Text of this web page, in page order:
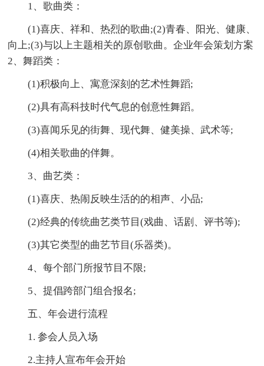
1、歌曲类：
(1)喜庆、祥和、热烈的歌曲;(2)青春、阳光、健康、
向上;(3)与以上主题相关的原创歌曲。企业年会策划方案
2、舞蹈类：
(1)积极向上、寓意深刻的艺术性舞蹈;
(2)具有高科技时代气息的创意性舞蹈。
(3)喜闻乐见的街舞、现代舞、健美操、武术等;
(4)相关歌曲的伴舞。
3、曲艺类：
(1)喜庆、热闹反映生活的的相声、小品;
(2)经典的传统曲艺类节目(戏曲、话剧、评书等);
(3)其它类型的曲艺节目(乐器类)。
4、每个部门所报节目不限;
5、提倡跨部门组合报名;
五、年会进行流程
1. 参会人员入场
2.主持人宣布年会开始